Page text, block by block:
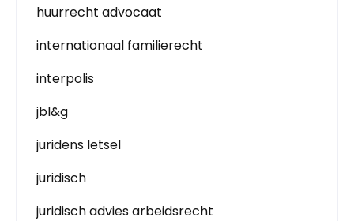
huurrecht advocaat
internationaal familierecht
interpolis
jbl&g
juridens letsel
juridisch
juridisch advies arbeidsrecht